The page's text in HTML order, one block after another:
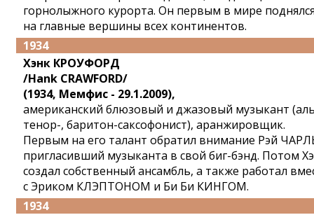
горнолыжного курорта. Он первым в мире
на главные вершины всех континентов.
1934
Хэнк КРОУФОРД
/Hank CRAWFORD/
(1934, Мемфис - 29.1.2009),
американский блюзовый и джазовый музыкант
тенор-, баритон-саксофонист), аранжировщик.
Первым на его талант обратил внимание Рэй
пригласивший музыканта в свой биг-бэнд. Потом
создал собственный ансамбль, а также работал
с Эриком КЛЭПТОНОМ и Би Би КИНГОМ.
1934